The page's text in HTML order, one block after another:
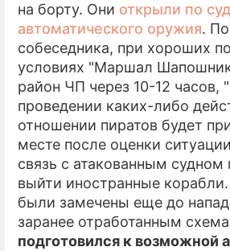
на борту. Они открыли по
автоматического оружия.
собеседника, при хороших
условиях "Маршал
район ЧП через 10-12 часов,
проведении каких-либо
отношении пиратов будет
месте после оценки
связь с атакованным судном
выйти иностранные
были замечены еще до
заранее отработанным
подготовился к возможной